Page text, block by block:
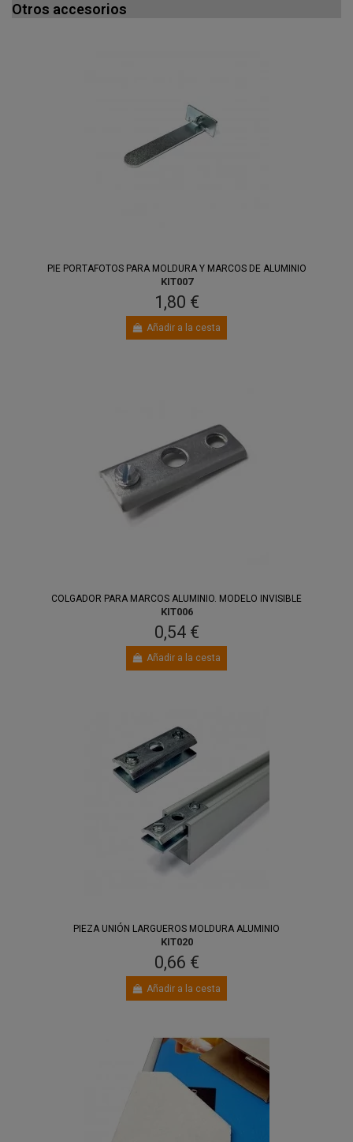
Otros accesorios
PIE PORTAFOTOS PARA MOLDURA Y MARCOS DE ALUMINIO
KIT007
1,80 €
Añadir a la cesta
COLGADOR PARA MARCOS ALUMINIO. MODELO INVISIBLE
KIT006
0,54 €
Añadir a la cesta
PIEZA UNIÓN LARGUEROS MOLDURA ALUMINIO
KIT020
0,66 €
Añadir a la cesta